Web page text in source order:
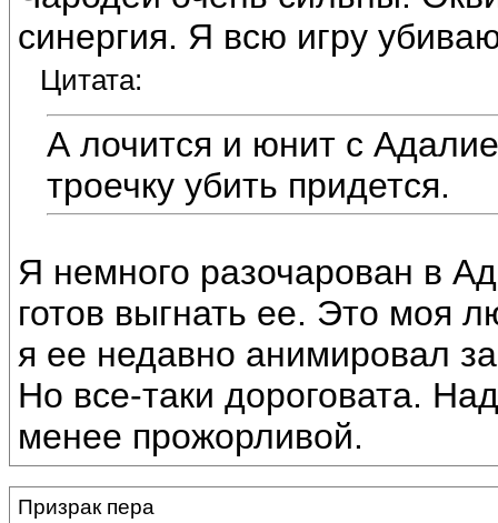
синергия. Я всю игру
Цитата:
А лочится и юнит с
троечку убить придется.
Я немного разочарован в
готов выгнать ее. Это моя
я ее недавно анимировал
Но все-таки дороговата.
менее прожорливой.
Призрак пера